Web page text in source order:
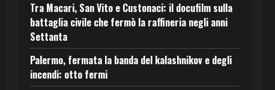
Tra Macari, San Vito e Custonaci: il docufilm sulla
battaglia civile che fermò la raffineria negli anni
Settanta
Palermo, fermata la banda del kalashnikov e degli
incendi: otto fermi